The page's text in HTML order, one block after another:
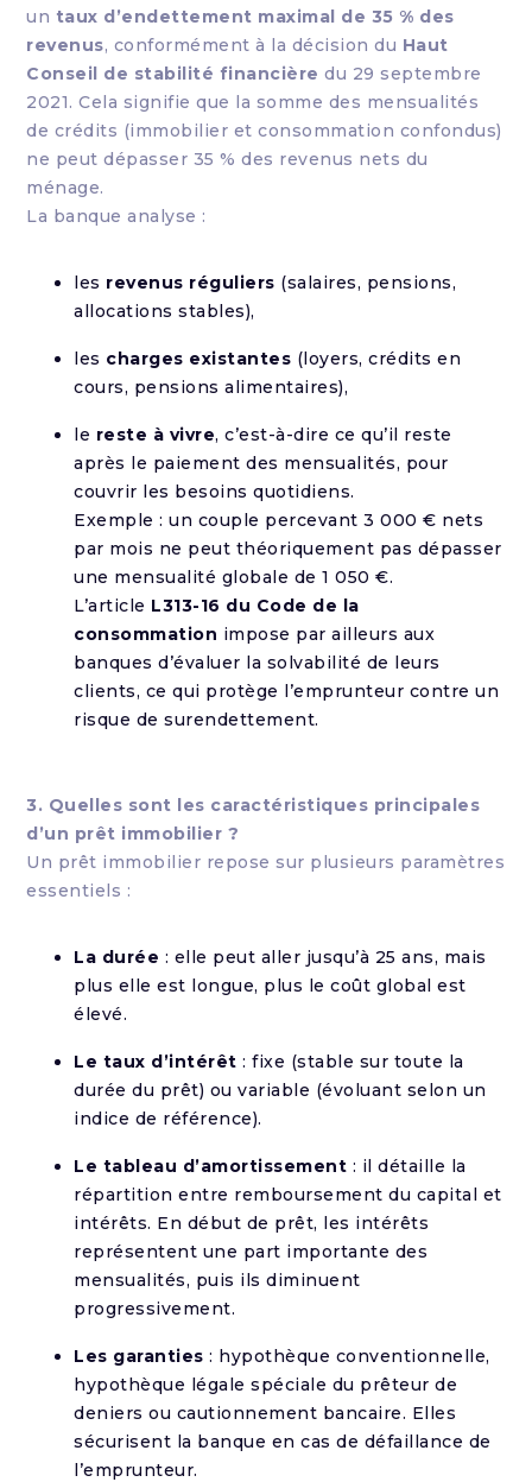
un taux d’endettement maximal de 35 % des
revenus, conformément à la décision du Haut
Conseil de stabilité financière du 29 septembre
2021. Cela signifie que la somme des mensualités
de crédits (immobilier et consommation confondus)
ne peut dépasser 35 % des revenus nets du
ménage.
La banque analyse :
les revenus réguliers (salaires, pensions,
allocations stables),
les charges existantes (loyers, crédits en
cours, pensions alimentaires),
le reste à vivre, c’est-à-dire ce qu’il reste
après le paiement des mensualités, pour
couvrir les besoins quotidiens.
Exemple : un couple percevant 3 000 € nets
par mois ne peut théoriquement pas dépasser
une mensualité globale de 1 050 €.
L’article L313-16 du Code de la
consommation impose par ailleurs aux
banques d’évaluer la solvabilité de leurs
clients, ce qui protège l’emprunteur contre un
risque de surendettement.
3. Quelles sont les caractéristiques principales
d’un prêt immobilier ?
Un prêt immobilier repose sur plusieurs paramètres
essentiels :
La durée : elle peut aller jusqu’à 25 ans, mais
plus elle est longue, plus le coût global est
élevé.
Le taux d’intérêt : fixe (stable sur toute la
durée du prêt) ou variable (évoluant selon un
indice de référence).
Le tableau d’amortissement : il détaille la
répartition entre remboursement du capital et
intérêts. En début de prêt, les intérêts
représentent une part importante des
mensualités, puis ils diminuent
progressivement.
Les garanties : hypothèque conventionnelle,
hypothèque légale spéciale du prêteur de
deniers ou cautionnement bancaire. Elles
sécurisent la banque en cas de défaillance de
l’emprunteur.